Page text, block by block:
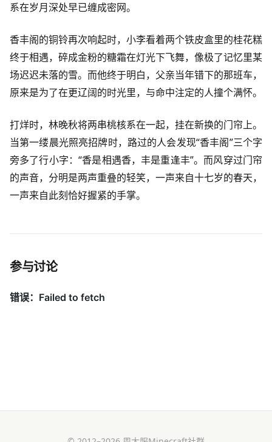
系在岁月深处早已缠成密网。
香丰阁的铜铃再次响起时，小李看着两个铁皮盒里的桂花糕
终于相遇，碎成金粉的糖霜在灯光下飞舞，像极了记忆里某
场迟迟未落的雪。而他终于明白，父亲当年错下的那班车，
原来是为了在更辽阔的时光里，与命中注定的人撞个满怀。
打烊时，林晚秋将两串桃核系在一起，挂在新换的门帘上。
当第一缕晨光照亮招牌时，路过的人会发现“香丰阁”三个字
旁多了行小字：“香是相遇香，丰是重逢丰”。而风穿过门帘
的声音，分明是两声重叠的轻笑，一声来自十七岁的春天，
一声来自此刻恰好握紧的手掌。
参与讨论